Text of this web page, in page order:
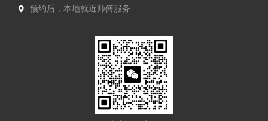
预约后，本地就近师傅服务